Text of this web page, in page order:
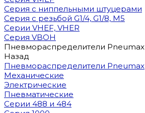
Серия с ниппельными штуцерами
Серия с резьбой G1/4, G1/8, М5
Серии VHEF, VHER
Серия VBOH
Пневмораспределители Pneumax
Назад
Пневмораспределители Pneumax
Механические
Электрические
Пневматические
Серии 488 и 484